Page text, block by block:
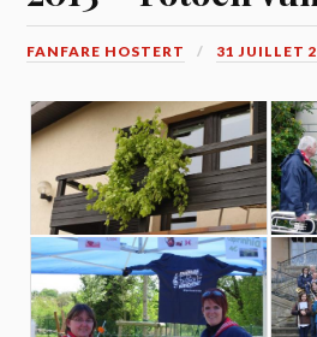
FANFARE HOSTERT 31 JUILLET